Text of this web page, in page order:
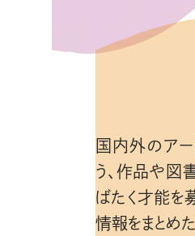
国内外のア
う、作品や図
ばたく才能を
情報をまとめた